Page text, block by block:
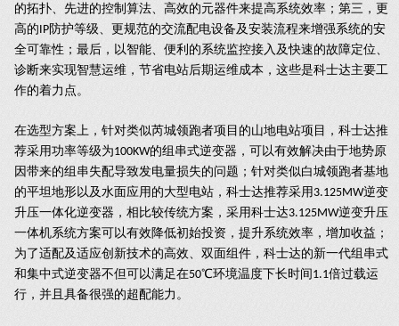
的拓扑、先进的控制算法、高效的元器件来提高系统效率；第三，更
高的 IP防护等级、更规范的交流配电设备及安装流程来增强系统的安
全可靠性；最后，以智能、便利的系统监控接入及快速的故障定位、
诊断来实现智慧运维，节省电站后期运维成本，这些是科士达主要工
作的着力点。
在选型方案上，针对类似芮城领跑者项目的山地电站项目，科士达推
荐采用功率等级为100KW的组串式逆变器，可以有效解决由于地势原
因带来的组串失配导致发电量损失的问题；针对类似白城领跑者基地
的平坦地形以及水面应用的大型电站，科士达推荐采用3.125MW逆变
升压一体化逆变器，相比较传统方案，采用科士达3.125MW逆变升压
一体机系统方案可以有效降低初始投资，提升系统效率，增加收益；
为了适配及适应创新技术的高效、双面组件，科士达的新一代组串式
和集中式逆变器不但可以满足在50℃环境温度下长时间 1.1倍过载运
行，并且具备很强的超配能力。